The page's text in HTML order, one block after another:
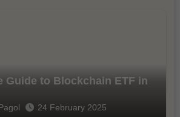
Guide to Blockchain ETF in
24 February 2025